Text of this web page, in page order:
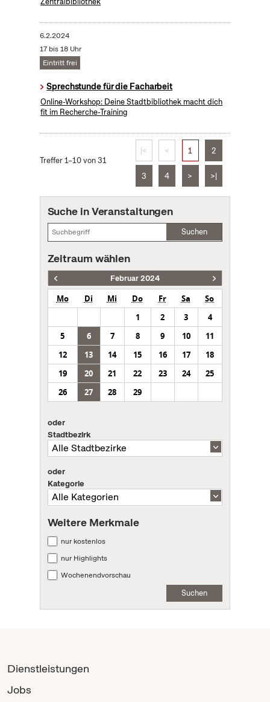
6.2.2024
17 bis 18 Uhr
Eintritt frei
Sprechstunde für die Facharbeit
Online-Workshop: Deine Stadtbibliothek macht dich
fit im Recherche-Training
Treffer 1–10 von 31
|< < 1 2
3 4 > >|
Suche in Veranstaltungen
Suchen
Zeitraum wählen
Februar 2024
Mo Di Mi Do Fr Sa
So
1
2 3
4
5
6 7 8 9 10
11
12
13 14 15 16 17
18
19
20 21 22 23 24
25
26
27 28 29
oder
Stadtbezirk
oder
Kategorie
Weitere Merkmale
nur kostenlos
nur Highlights
Wochenendvorschau
Suchen
Dienstleistungen
Jobs